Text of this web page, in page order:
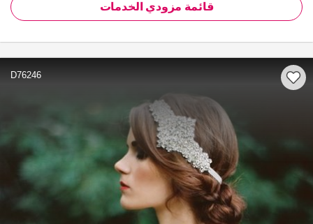
قائمة مزودي الخدمات
D76246